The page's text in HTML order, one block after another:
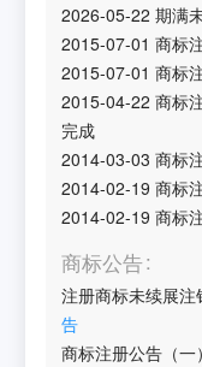
2026-05-22 期满
2015-07-01 商标
2015-07-01 商标
2015-04-22 商标
完成
2014-03-03 商标
2014-02-19 商标
2014-02-19 商标
商标公告
注册商标未续展注
告
商标注册公告（一）